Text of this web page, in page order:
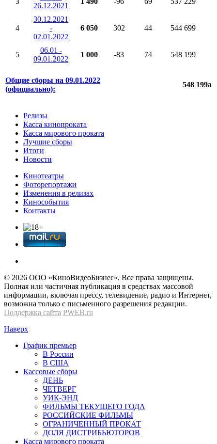
26.12.2021
4
30.12.2021
-
02.01.2022
6 050 302 44 544 699
5
06.01 -
09.01.2022
1 000 -83 74 548 199
Общие сборы на 09.01.2022
(официально):
548 199a
Релизы
Касса кинопроката
Касса мирового проката
Лучшие сборы
Итоги
Новости
Кинотеатры
Фоторепортажи
Изменения в релизах
Кинособытия
Контакты
© 2026 OOО «КиноВидеоБизнес». Все права защищены.
Полная или частичная публикация в средствах массовой
информации, включая прессу, телевидение, радио и Интернет,
возможна только с письменного разрешения редакции.
Поддержка сайта PWEB.ru
Наверх
График премьер
В России
В США
Кассовые сборы
ДЕНЬ
ЧЕТВЕРГ
УИК-ЭНД
ФИЛЬМЫ ТЕКУЩЕГО ГОДА
РОССИЙСКИЕ ФИЛЬМЫ
ОГРАНИЧЕННЫЙ ПРОКАТ
ДОЛЯ ДИСТРИБЬЮТОРОВ
Касса мирового проката